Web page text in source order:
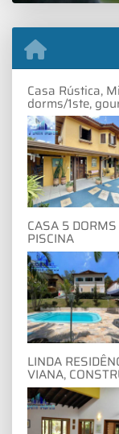
Casa Rústica,
dorms/1ste,
CASA 5
PISCINA
LINDA
VIANA,